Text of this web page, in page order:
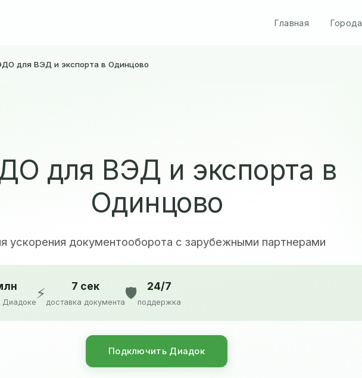
Главная Города
для ВЭД и экспорта в Одинцово
для ВЭД и экспорта в
Одинцово
ускорения документооборота с зарубежными партнерами
Диадоке
⚡ 7 сек
доставка документа
🛡️ 24/7
поддержка
Подключить Диадок